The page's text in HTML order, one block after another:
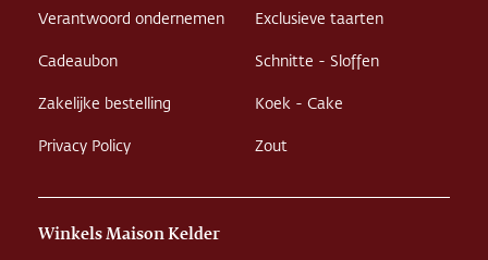
Verantwoord ondernemen
Cadeaubon
Zakelijke bestelling
Privacy Policy
Exclusieve taarten
Schnitte - Sloffen
Koek - Cake
Zout
Winkels Maison Kelder